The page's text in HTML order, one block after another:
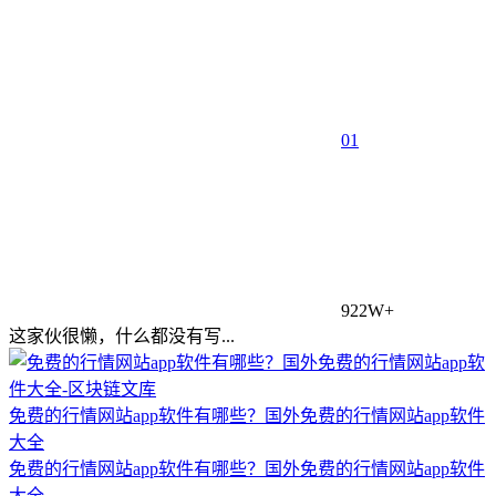
01
922W+
这家伙很懒，什么都没有写...
免费的行情网站app软件有哪些？国外免费的行情网站app软件
大全
免费的行情网站app软件有哪些？国外免费的行情网站app软件